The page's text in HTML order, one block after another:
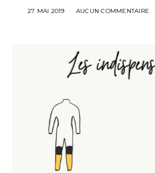
27 MAI 2019 AUCUN COMMENTAIRE